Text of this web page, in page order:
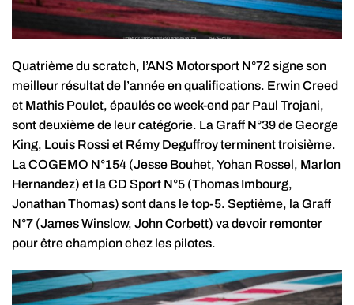
Quatrième du scratch, l’ANS Motorsport N°72 signe son
meilleur résultat de l’année en qualifications. Erwin Creed
et Mathis Poulet, épaulés ce week-end par Paul Trojani,
sont deuxième de leur catégorie. La Graff N°39 de George
King, Louis Rossi et Rémy Deguffroy terminent troisième.
La COGEMO N°154 (Jesse Bouhet, Yohan Rossel, Marlon
Hernandez) et la CD Sport N°5 (Thomas Imbourg,
Jonathan Thomas) sont dans le top-5. Septième, la Graff
N°7 (James Winslow, John Corbett) va devoir remonter
pour être champion chez les pilotes.